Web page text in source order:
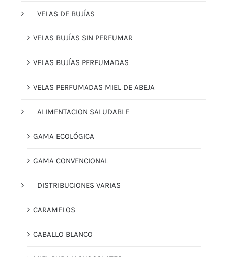
VELAS DE BUJÍAS
VELAS BUJÍAS SIN PERFUMAR
VELAS BUJÍAS PERFUMADAS
VELAS PERFUMADAS MIEL DE ABEJA
ALIMENTACION SALUDABLE
GAMA ECOLÓGICA
GAMA CONVENCIONAL
DISTRIBUCIONES VARIAS
CARAMELOS
CABALLO BLANCO